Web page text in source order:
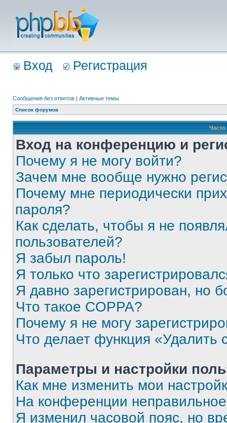
Вход Регистрация
Сообщения без ответов | Активные темы
Список форумов
Вход на конференцию и
Почему я не могу войти?
Зачем мне вообще нужно
Почему мне периодически
пароля?
Как сделать, чтобы я не
пользователей?
Я забыл пароль!
Я только что
Я давно зарегистрирован, но
Что такое COPPA?
Почему я не могу
Что делает функция «Удалить
Параметры и настройки
Как мне изменить мои
На конференции
Я изменил часовой пояс, но